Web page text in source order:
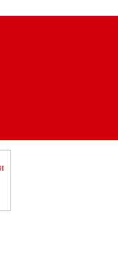
области на сайте